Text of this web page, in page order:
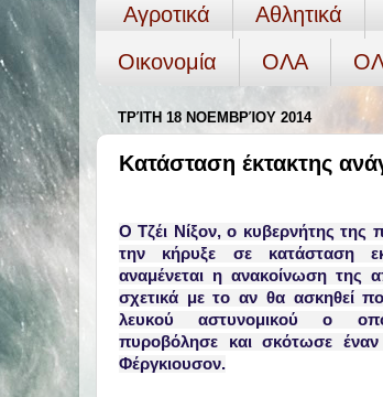
Αγροτικά Αθλητικά
Οικονομία
ΟΛΑ
ΤΡΊΤΗ 18 ΝΟΕΜΒΡΊΟΥ 2014
Κατάσταση έκτακτης
Ο Τζέι Νίξον, ο κυβερνήτης της
την κήρυξε σε κατάσταση
αναμένεται η ανακοίνωση της
σχετικά με το αν θα ασκηθεί
λευκού αστυνομικού ο
πυροβόλησε και σκότωσε
Φέργκιουσον.